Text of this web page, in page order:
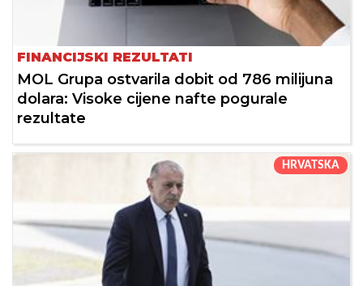
FINANCIJSKI REZULTATI
MOL Grupa ostvarila dobit od 786 milijuna
dolara: Visoke cijene nafte pogurale
rezultate
HRVATSKA